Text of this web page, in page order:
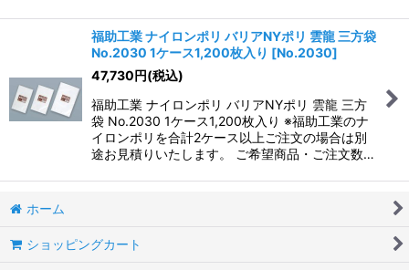
福助工業 ナイロンポリ バリアNYポリ 雲龍 三方袋
No.2030 1ケース1,200枚入り [No.2030]
47,730円(税込)
福助工業 ナイロンポリ バリアNYポリ 雲龍 三方
袋 No.2030 1ケース1,200枚入り ※福助工業のナ
イロンポリを合計2ケース以上ご注文の場合は別
途お見積りいたします。 ご希望商品・ご注文数…
ホーム
ショッピングカート